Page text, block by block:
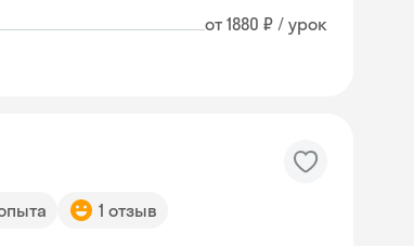
от 1880 ₽ / урок
1 отзыв